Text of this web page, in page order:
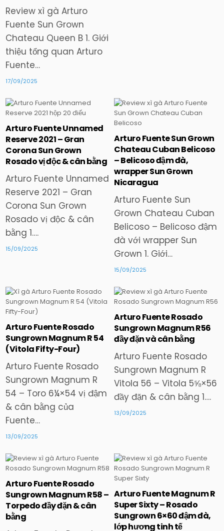
Review xì gà Arturo
Fuente Sun Grown
Chateau Queen B 1. Giới
thiệu tổng quan Arturo
Fuente…
17/09/2025
Posted
in
Arturo Fuente Unnamed
Reserve 2021 – Gran
Corona Sun Grown
Rosado vị độc & cân bằng
Arturo Fuente Unnamed
Reserve 2021 – Gran
Corona Sun Grown
Rosado vị độc & cân
bằng 1….
15/09/2025
in
Arturo Fuente Sun Grown
Chateau Cuban Belicoso
– Belicoso đậm đà,
wrapper Sun Grown
Nicaragua
Arturo Fuente Sun
Grown Chateau Cuban
Belicoso – Belicoso đậm
đà với wrapper Sun
Grown 1. Giới…
15/09/2025
in
Arturo Fuente Rosado
Sungrown Magnum R 54
(Vitola Fifty-Four)
Arturo Fuente Rosado
Sungrown Magnum R
54 – Toro 6¼×54 vị đậm
& cân bằng của
Fuente…
13/09/2025
Posted
in
Arturo Fuente Rosado
Sungrown Magnum R56
đầy đặn và cân bằng
Arturo Fuente Rosado
Sungrown Magnum R
Vitola 56 – Vitola 5⅝×56
đầy đặn & cân bằng 1….
13/09/2025
Posted
in
Arturo Fuente Rosado
Sungrown Magnum R58 –
Torpedo đầy đặn & cân
bằng
Posted
in
Arturo Fuente Magnum R
Super Sixty – Rosado
Sungrown 6×60 đậm đà,
lớp hương tinh tế